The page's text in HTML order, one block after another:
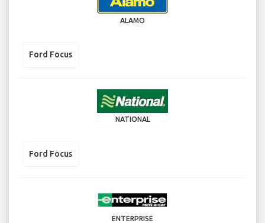
ALAMO
Ford Focus
NATIONAL
Ford Focus
ENTERPRISE